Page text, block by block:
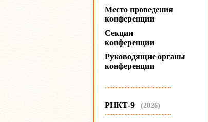
Место проведения
конференции
Секции
конференции
Руководящие органы
конференции
...........................................
РНКТ-9 (2026)
...........................................